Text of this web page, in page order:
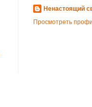
Ненастоящий
Просмотреть